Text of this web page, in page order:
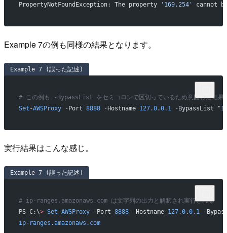
PropertyNotFoundException: The property
'169.254' cannot
Example 7の例も同様の結果となります。
Example 7 (誤った記述)
# この例も -BypassList をセミコロンで区切っているため意図した結果
Set-AWSProxy -Port 8888 -Hostname 127.0.0.1 -BypassList
実行結果はこんな感じ。
Example 7 (誤った記述)
# ip-ranges.amazonaws.com は文字列の出力と解釈され実行される
PS C:\> Set-AWSProxy - Port 8888 - Hostname 127.0.0.1 -
ip-ranges.amazonaws.com